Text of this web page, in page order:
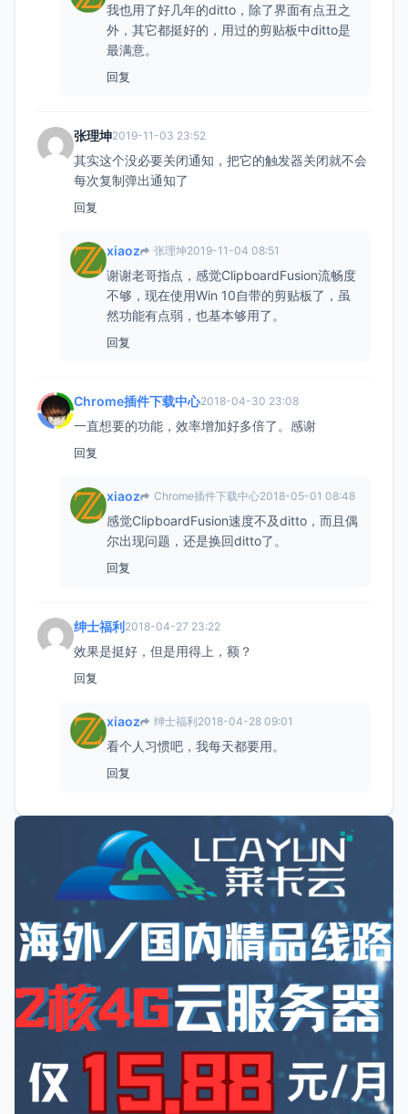
我也用了好几年的ditto，除了界面有点丑之
外，其它都挺好的，用过的剪贴板中ditto是
最满意。
回复
张理坤2019-11-03 23:52
其实这个没必要关闭通知，把它的触发器关闭就不会
每次复制弹出通知了
回复
xiaoz 张理坤2019-11-04 08:51
谢谢老哥指点，感觉ClipboardFusion流畅度
不够，现在使用Win 10自带的剪贴板了，虽
然功能有点弱，也基本够用了。
回复
Chrome插件下载中心2018-04-30 23:08
一直想要的功能，效率增加好多倍了。感谢
回复
xiaoz Chrome插件下载中心2018-05-01 08:48
感觉ClipboardFusion速度不及ditto，而且偶
尔出现问题，还是换回ditto了。
回复
绅士福利2018-04-27 23:22
效果是挺好，但是用得上，额？
回复
xiaoz 绅士福利2018-04-28 09:01
看个人习惯吧，我每天都要用。
回复